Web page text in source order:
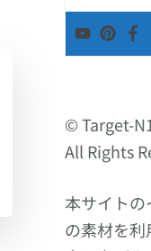
© Target-
All Rights
本サイト
の素材を